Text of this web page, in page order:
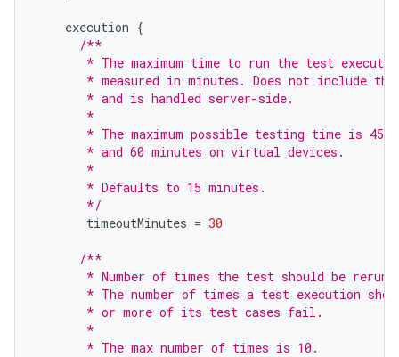
execution {
/**
* The maximum time to run the test
* measured in minutes. Does not include
       * and is handled server-side.
       *
* The maximum possible testing time is 45
       * and 60 minutes on virtual devices.
       *
       * Defaults to 15 minutes.
       */
timeoutMinutes = 30
/**
* Number of times the test should be rerun
* The number of times a test execution
       * or more of its test cases fail.
       *
       * The max number of times is 10.